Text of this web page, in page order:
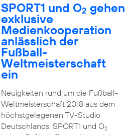
SPORT1 und O2 gehen
exklusive
Medienkooperation
anlässlich der
Fußball-
Weltmeisterschaft
ein
Neuigkeiten rund um die Fußball-
Weltmeisterschaft 2018 aus dem
höchstgelegenen TV-Studio
Deutschlands: SPORT1 und O2